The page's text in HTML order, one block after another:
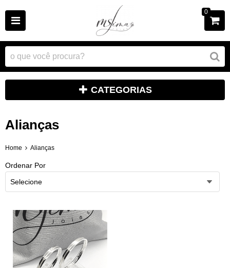
0
CATEGORIAS
Alianças
Home Alianças
Ordenar Por
Selecione